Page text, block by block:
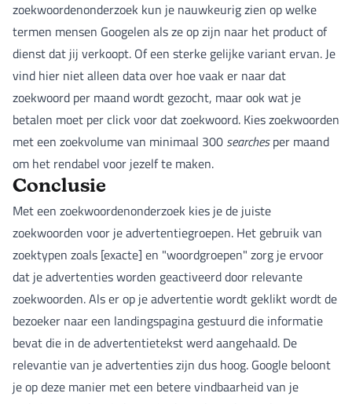
zoekwoordenonderzoek kun je nauwkeurig zien op welke
termen mensen Googelen als ze op zijn naar het product of
dienst dat jij verkoopt. Of een sterke gelijke variant ervan. Je
vind hier niet alleen data over hoe vaak er naar dat
zoekwoord per maand wordt gezocht, maar ook wat je
betalen moet per click voor dat zoekwoord. Kies zoekwoorden
met een zoekvolume van minimaal 300 searchesper maand
om het rendabel voor jezelf te maken.
Conclusie
Met een zoekwoordenonderzoek kies je de juiste
zoekwoorden voor je advertentiegroepen. Het gebruik van
zoektypen zoals [exacte] en "woordgroepen" zorg je ervoor
dat je advertenties worden geactiveerd door relevante
zoekwoorden. Als er op je advertentie wordt geklikt wordt de
bezoeker naar een landingspagina gestuurd die informatie
bevat die in de advertentietekst werd aangehaald. De
relevantie van je advertenties zijn dus hoog. Google beloont
je op deze manier met een betere vindbaarheid van je